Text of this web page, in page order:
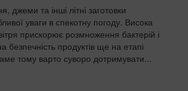
джеми та інші літні заготовки
уваги в спекотну погоду. Висока
прискорює розмноження бактерій і
безпечність продуктів ще на етапі
тому варто суворо дотримувати...